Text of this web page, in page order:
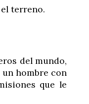
terreno.
del mundo,
hombre con
que le